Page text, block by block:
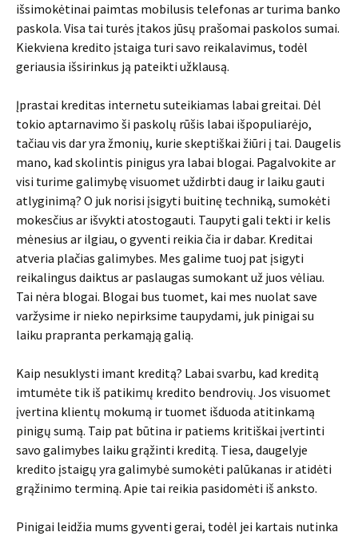
išsimokėtinai paimtas mobilusis telefonas ar turima banko
paskola. Visa tai turės įtakos jūsų prašomai paskolos sumai.
Kiekviena kredito įstaiga turi savo reikalavimus, todėl
geriausia išsirinkus ją pateikti užklausą.
Įprastai kreditas internetu suteikiamas labai greitai. Dėl
tokio aptarnavimo ši paskolų rūšis labai išpopuliarėjo,
tačiau vis dar yra žmonių, kurie skeptiškai žiūri į tai. Daugelis
mano, kad skolintis pinigus yra labai blogai. Pagalvokite ar
visi turime galimybę visuomet uždirbti daug ir laiku gauti
atlyginimą? O juk norisi įsigyti buitinę techniką, sumokėti
mokesčius ar išvykti atostogauti. Taupyti gali tekti ir kelis
mėnesius ar ilgiau, o gyventi reikia čia ir dabar. Kreditai
atveria plačias galimybes. Mes galime tuoj pat įsigyti
reikalingus daiktus ar paslaugas sumokant už juos vėliau.
Tai nėra blogai. Blogai bus tuomet, kai mes nuolat save
varžysime ir nieko nepirksime taupydami, juk pinigai su
laiku prapranta perkamąją galią.
Kaip nesuklysti imant kreditą? Labai svarbu, kad kreditą
imtumėte tik iš patikimų kredito bendrovių. Jos visuomet
įvertina klientų mokumą ir tuomet išduoda atitinkamą
pinigų sumą. Taip pat būtina ir patiems kritiškai įvertinti
savo galimybes laiku grąžinti kreditą. Tiesa, daugelyje
kredito įstaigų yra galimybė sumokėti palūkanas ir atidėti
grąžinimo terminą. Apie tai reikia pasidomėti iš anksto.
Pinigai leidžia mums gyventi gerai, todėl jei kartais nutinka